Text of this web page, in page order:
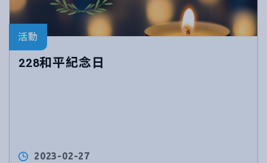
活動
228和平紀念日
2023-02-27